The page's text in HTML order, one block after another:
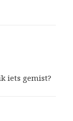
iets gemist?